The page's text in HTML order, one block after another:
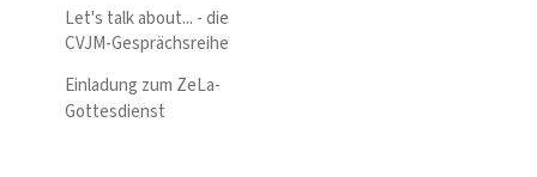
Let's talk about... - die
CVJM-Gesprächsreihe
Einladung zum ZeLa-
Gottesdienst